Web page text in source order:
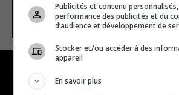
S’INSCRIRE
NAVIGATION
Publicités et contenu
performance des publicités et du
d’audience et développement de
Stocker et/ou accéder à des
appareil
En savoir plus